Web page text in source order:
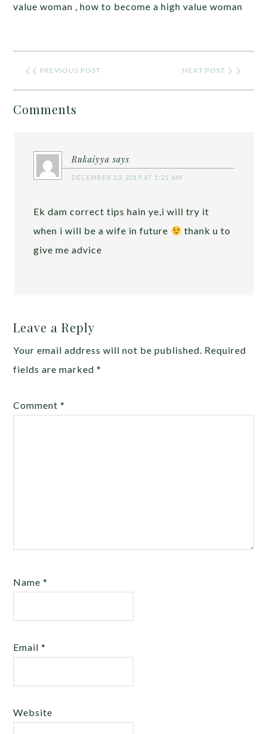
value woman , how to become a high value woman
❮❮ PREVIOUS POST NEXT POST ❯ ❯
Comments
Rukaiyya says
DECEMBER 13, 2019 AT 1:21 AM
Ek dam correct tips hain ye,i will try it
when i will be a wife in future
thank u to
give me advice
Leave a Reply
Your email address will not be published. Required
fields are marked*
Comment*
Name*
Email*
Website